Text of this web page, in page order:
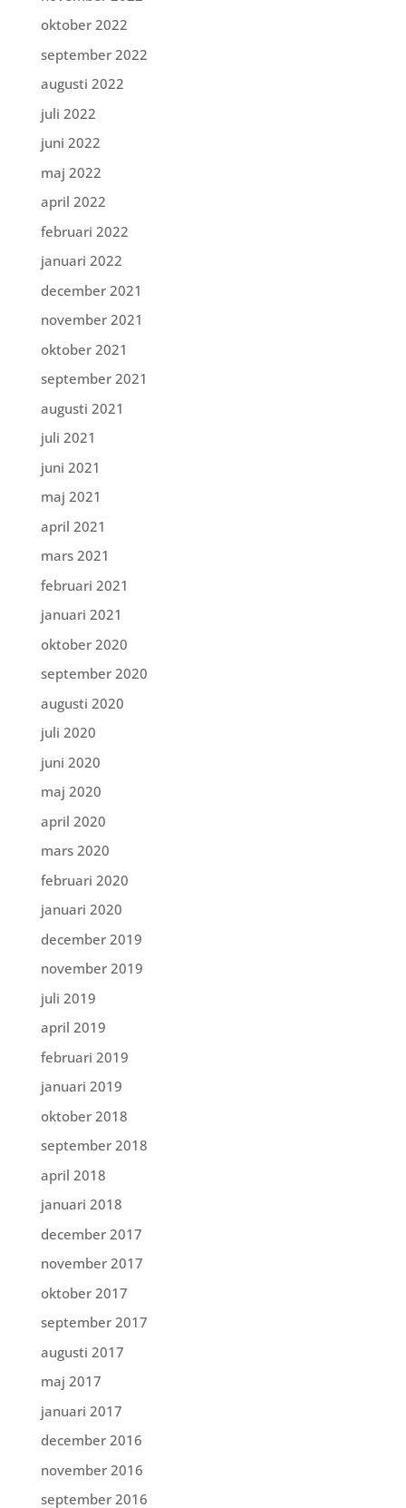
oktober 2022
september 2022
augusti 2022
juli 2022
juni 2022
maj 2022
april 2022
februari 2022
januari 2022
december 2021
november 2021
oktober 2021
september 2021
augusti 2021
juli 2021
juni 2021
maj 2021
april 2021
mars 2021
februari 2021
januari 2021
oktober 2020
september 2020
augusti 2020
juli 2020
juni 2020
maj 2020
april 2020
mars 2020
februari 2020
januari 2020
december 2019
november 2019
juli 2019
april 2019
februari 2019
januari 2019
oktober 2018
september 2018
april 2018
januari 2018
december 2017
november 2017
oktober 2017
september 2017
augusti 2017
maj 2017
januari 2017
december 2016
november 2016
september 2016